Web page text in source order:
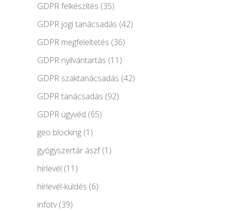
GDPR felkészítés (35)
GDPR jogi tanácsadás (42)
GDPR megfeleltetés (36)
GDPR nyilvántartás (11)
GDPR szaktanácsadás (42)
GDPR tanácsadás (92)
GDPR ügyvéd (65)
geo blocking (1)
gyógyszertár ászf(1)
hírlevél (11)
hírlevél-küldés (6)
infotv(39)